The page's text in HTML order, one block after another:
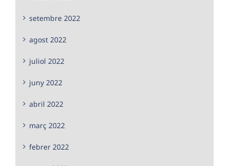
setembre 2022
agost 2022
juliol 2022
juny 2022
abril 2022
març 2022
febrer 2022